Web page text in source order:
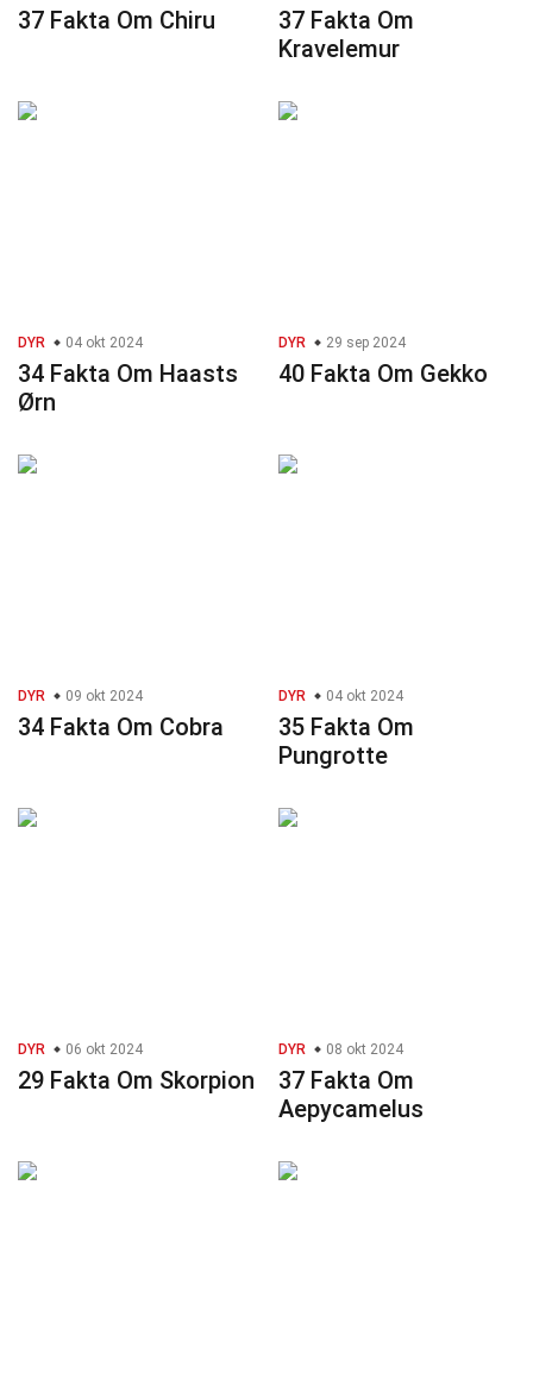
37 Fakta Om Chiru
37 Fakta Om
Kravelemur
DYR 04 okt 2024
34 Fakta Om Haasts
Ørn
DYR 29 sep 2024
40 Fakta Om Gekko
DYR 09 okt 2024
34 Fakta Om Cobra
DYR 04 okt 2024
35 Fakta Om
Pungrotte
DYR 06 okt 2024
29 Fakta Om Skorpion
DYR 08 okt 2024
37 Fakta Om
Aepycamelus